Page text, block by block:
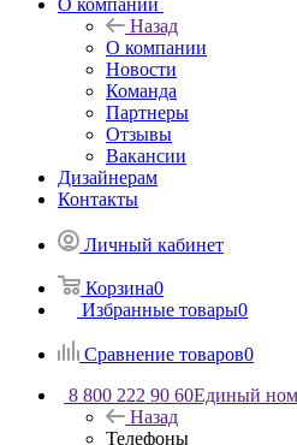
О компании
Назад
О компании
Новости
Команда
Партнеры
Отзывы
Вакансии
Дизайнерам
Контакты
Личный кабинет
Корзина0
Избранные товары0
Сравнение товаров0
8 800 222 90 60Единый
Назад
Телефоны